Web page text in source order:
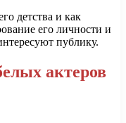
детства и как
его личности и
публику.
актеров